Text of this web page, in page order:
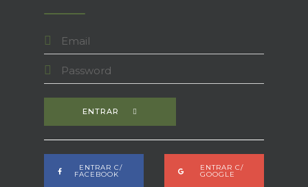
ENTRAR
ENTRAR C/
FACEBOOK
ENTRAR C/
GOOGLE